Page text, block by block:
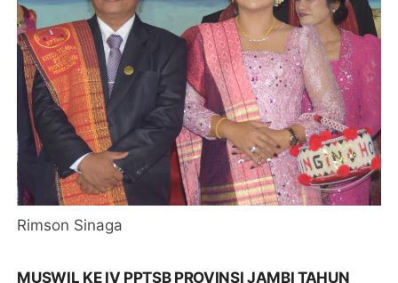
Rimson Sinaga
MUSWIL KE IV PPTSB PROVINSI JAMBI TAHUN